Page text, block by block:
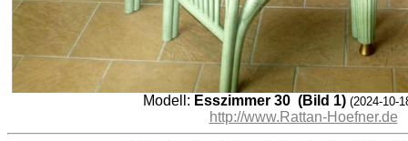
Modell: Esszimmer 30 (Bild 1) (2024-10-
http://www.Rattan-Hoefner.de